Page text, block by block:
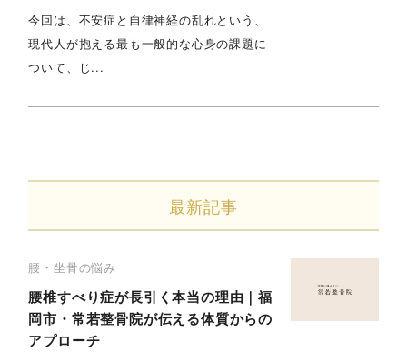
今回は、不安症と自律神経の乱れという、
現代人が抱える最も一般的な心身の課題に
ついて、じ...
最新記事
腰・坐骨の悩み
腰椎すべり症が長引く本当の理由｜福
岡市・常若整骨院が伝える体質からの
アプローチ